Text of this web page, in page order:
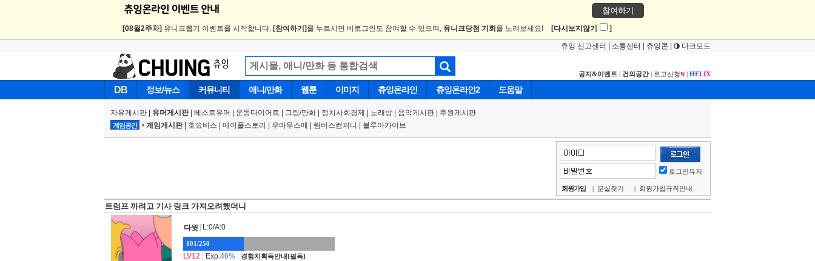
참여하기
[08월2주차] 유니크뽑기 이벤트를 시작합니다. [참여하기] 를 누르시면 비로그인도 참여할 수 있으며, 유니크당첨 기회 를 노려보세요! [다시보지않기 ]
츄잉 신고센터 소통센터 츄잉콘 다크모드
공지&이벤트 | 건의공간| 로고신청N | HELIX
DB 정보/뉴스 커뮤니티 애니/만화 웹툰 이미지 츄잉온라인 츄잉온라인2 도움말
자유게시판 유머게시판| 베스트유머 운동다이어트 | 그림/만화 정치사회경제 노래방 음악게시판 후원게시판
게임공간 게임게시판| 호요버스 메이플스토리 우마무스메 림버스컴퍼니 블루아카이브
로그인유지
회원가입 | 분실찾기 | 회원가입규칙안내
트럼프 까려고 기사 링크 가져오려했더니
다윗 L:0/A:0
101/250
LV12 Exp.40% 경험치획득안내[필독]